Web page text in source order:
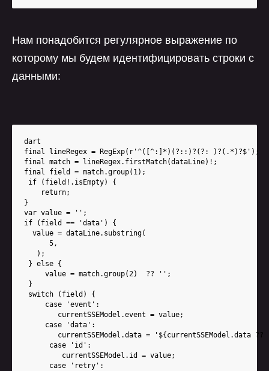
Нам понадобится регулярное выражение по
которому мы будем идентифицировать строки с
данными:
dart
final lineRegex = RegExp(r'^([^:]*)(?::)?(?: )?(.*)?$');
final match = lineRegex.firstMatch(dataLine)!;
final field = match.group(1);
if (field!.isEmpty) {
    return;
}
var value = '';
if (field == 'data') {
  value = dataLine.substring(
      5,
   );
} else {
     value = match.group(2)  ?? '';
}
switch (field) {
     case 'event':
        currentSSEModel.event = value;
     case 'data':
currentSSEModel.data = '${currentSSEModel.data ??
      case 'id':
         currentSSEModel.id = value;
      case 'retry':